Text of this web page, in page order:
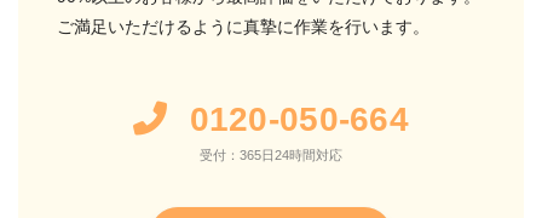
ご満足いただけるように真摯に作業を行います。
0120-050-664
受付：365日24時間対応